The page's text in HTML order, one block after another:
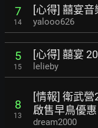
7
14
[心得] 囍宴
yalooo626
5
15
[心得] 囍宴
lelieby
8
13
[情報] 衛武
啟售早鳥優惠
dream2000